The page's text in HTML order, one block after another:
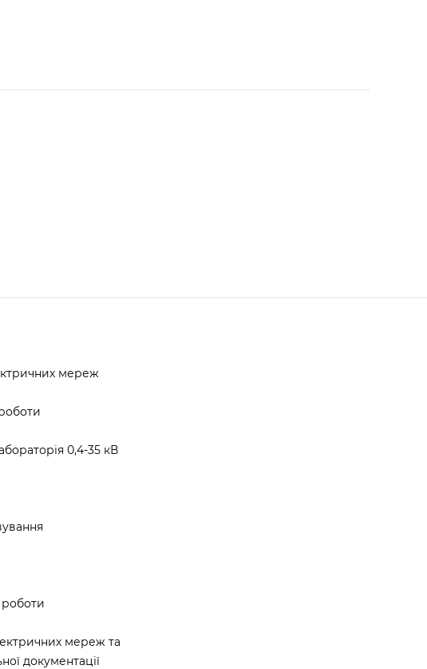
мереж
0,4-35 кВ
роботи
мереж та
документації